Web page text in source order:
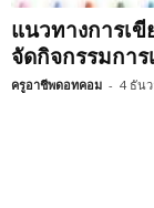
แนวทางการเ
จัดกิจกรรมการ
ครูอาชีพดอทคอม - 4 ธัน